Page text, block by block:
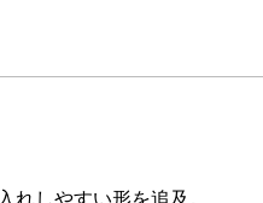
れしやすい形を追及。